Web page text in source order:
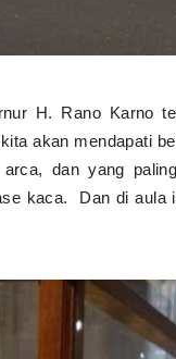
H. Rano Karno
kita akan mendapati
dan yang
kaca.
Dan di aula